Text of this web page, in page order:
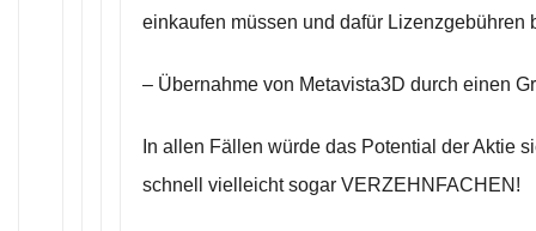
einkaufen müssen und dafür Lizenzgebühren
– Übernahme von Metavista3D durch einen
In allen Fällen würde das Potential der Aktie
schnell vielleicht sogar VERZEHNFACHEN!